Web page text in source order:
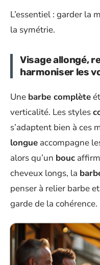
L’essentiel : garder la
la symétrie.
Visage allongé,
harmoniser les
Une barbe complète
verticalité. Les styles
s’adaptent bien à ces
longue accompagne
alors qu’un bouc
cheveux longs, la
penser à relier barbe
garde de la cohérence.